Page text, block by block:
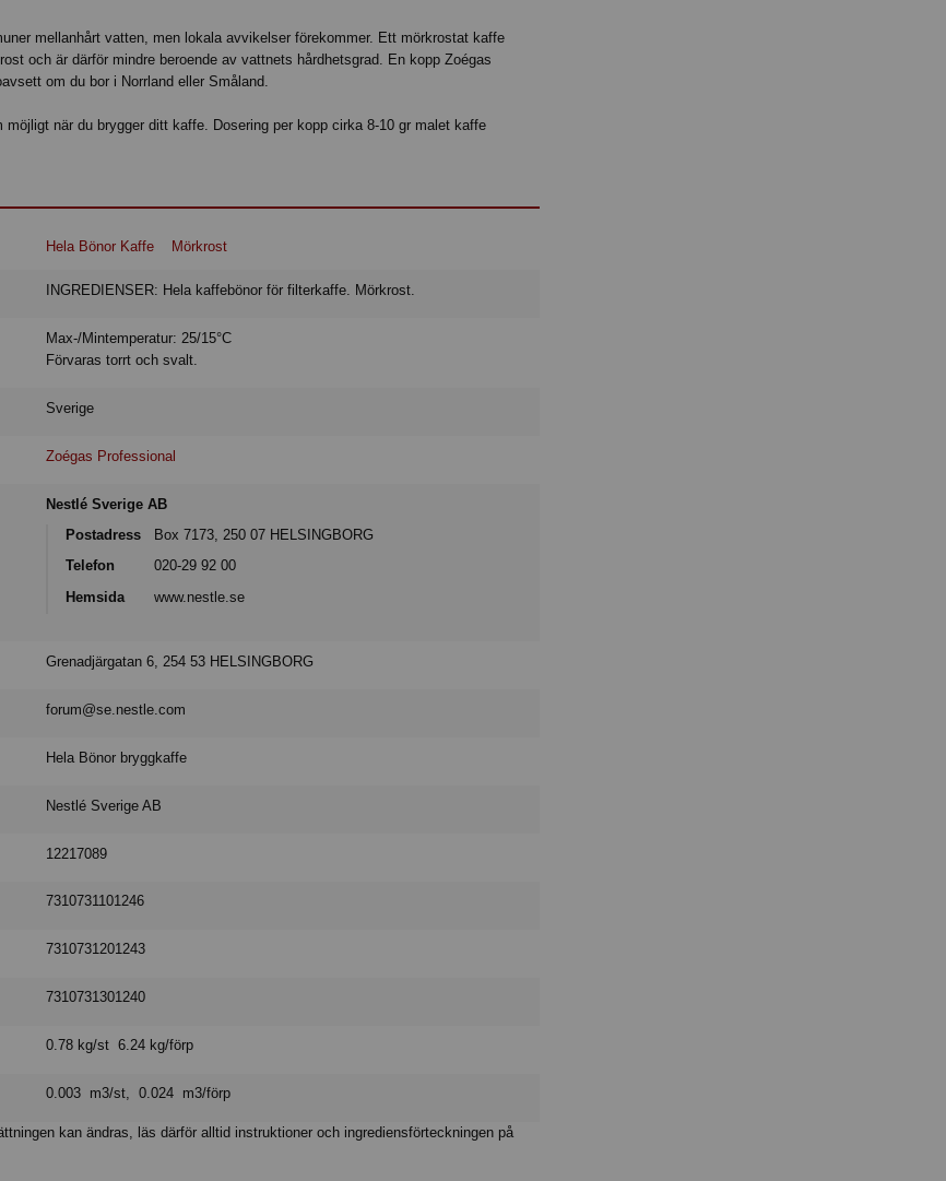
mellanhårt vatten, men lokala avvikelser förekommer. Ett mörkrostat kaffe
och är därför mindre beroende av vattnets hårdhetsgrad. En kopp Zoégas
om du bor i Norrland eller Småland.
när du brygger ditt kaffe. Dosering per kopp cirka 8-10 gr malet kaffe
Hela Bönor Kaffe Mörkrost
INGREDIENSER: Hela kaffebönor för filterkaffe. Mörkrost.
Max-/Mintemperatur: 25/15°C
Förvaras torrt och svalt.
Sverige
Zoégas Professional
Nestlé Sverige AB
Postadress
Box 7173, 250 07 HELSINGBORG
Telefon
020-29 92 00
Hemsida
www.nestle.se
Grenadjärgatan 6, 254 53 HELSINGBORG
forum@se.nestle.com
Hela Bönor bryggkaffe
Nestlé Sverige AB
12217089
7310731101246
7310731201243
7310731301240
0.78 kg/st 6.24 kg/förp
0.003 m3/st, 0.024 m3/förp
kan ändras, läs därför alltid instruktioner och ingrediensförteckningen på